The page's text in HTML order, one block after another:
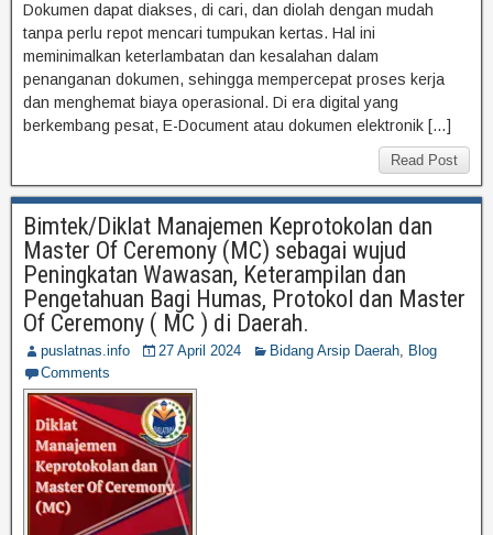
Dokumen dapat diakses, di cari, dan diolah dengan mudah
tanpa perlu repot mencari tumpukan kertas. Hal ini
meminimalkan keterlambatan dan kesalahan dalam
penanganan dokumen, sehingga mempercepat proses kerja
dan menghemat biaya operasional. Di era digital yang
berkembang pesat, E-Document atau dokumen elektronik […]
Read Post
Bimtek/Diklat Manajemen Keprotokolan dan
Master Of Ceremony (MC) sebagai wujud
Peningkatan Wawasan, Keterampilan dan
Pengetahuan Bagi Humas, Protokol dan Master
Of Ceremony ( MC ) di Daerah.
puslatnas.info 27 April 2024 Bidang Arsip Daerah, Blog
Comments